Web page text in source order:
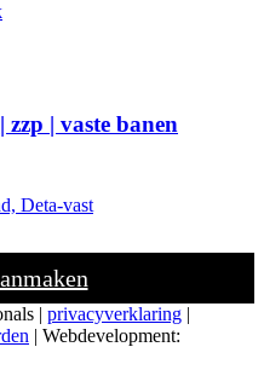
| vaste banen
Deta-vast
| privacyverklaring |
| Webdevelopment: